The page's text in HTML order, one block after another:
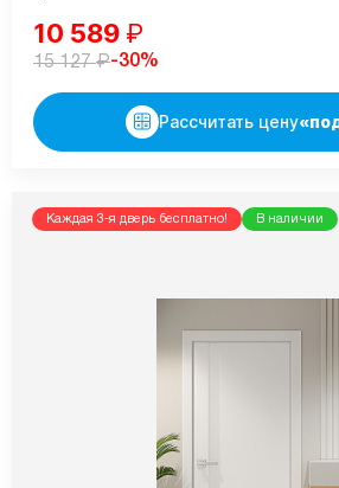
10 589 ₽
15 127₽-30%
Рассчитать цену
Каждая 3-я дверь бесплатно! В наличии